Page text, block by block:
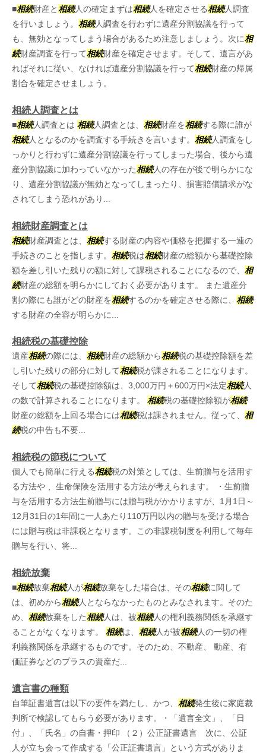
■相続財産と相続人の確定まずは相続人を確定させる相続人調査
を行いましょう。 相続人調査を行わずに遺産分割協議を行って
も、無効となってしまう場合があるため注意しましょう。次に相
続財産調査を行って相続財産を確定させます。そして、遺言があ
ればそれに従い、なければ遺産分割協議を行って相続財産の帰属
割合を確定させましょう。
相続人調査とは
■相続人調査とは 相続人調査とは、 相続財産を相続する際に誰が
相続人となるのかを調査する手続きを言います。 相続人調査をし
っかりと行わずに遺産分割協議を行ってしまった場合、後から遺
産分割協議に加わっていなかった相続人の存在が後で明らかにな
り、遺産分割協議が無効となってしまったり、損害賠償請求がな
されてしまう恐れがあり...
相続財産調査とは
相続財産調査とは、 相続する財産の内容や価格を把握する一連の
手続きのことを指します。 相続税は相続財産の総額から基礎控除
額を差し引いた残りの額に対して課税されることになるので、 相
続財産の総額を明らかにしておく必要があります。 また遺産分
割の際にも誰がどの財産を相続するのかを確定させる際に、 相続
する財産の全容が明らかに...
相続税の基礎控除
遺産相続の際には、 相続財産の総額から相続税の基礎控除額を差
し引いた残りの部分に対して相続税が課されることになります。
そして相続税の基礎控除額は、3,000万円＋600万円×法定相続人
の数で計算されることになります。 相続税の基礎控除額が相続
財産の総額を上回る場合には相続税は課されません。従って、 相
続税の申告も不要...
相続税の節税について
個人でも簡単に行える相続税の対策としては、生前贈与を活用す
る方法や 、生命保険を活用する方法が考えられます。 ・生前贈
与を活用する方法生前贈与には贈与税がかかりますが、1月1日～
12月31日の1年間に一人あたり110万円以内の贈与を受ける場合
には贈与税は非課税となります。この非課税制度を利用して毎年
贈与を行い、将...
相続放棄
■相続放棄相続人が相続放棄をした場合は、その相続に関して
は、初めから相続人とならなかったものとみなされます。そのた
め、 相続放棄をした相続人は、被相続人の権利義務関係を承継す
ることがなくなります。 相続は、 相続人が被相続人の一切の権
利義務関係を承継するものです。そのため、不動産、 動産、有
価証券などのプラスの資産だ...
遺言書の種類
自筆証書遺言は以下の要件を満たし、かつ、 相続発生後に家庭裁
判所で検認してもらう必要があります。・「遺言全文」、「日
付」、「氏名」の自書・押印 （２）公正証書遺言 次に、公証
人が立ち会って作成する「公正証書遺言」という方式がありま